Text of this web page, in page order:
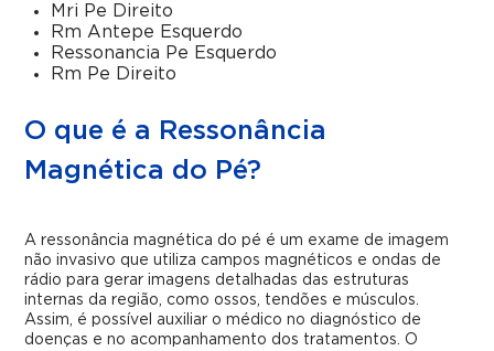
Mri Pe Direito
Rm Antepe Esquerdo
Ressonancia Pe Esquerdo
Rm Pe Direito
O que é a Ressonância
Magnética do Pé?
A ressonância magnética do pé é um exame de imagem
não invasivo que utiliza campos magnéticos e ondas de
rádio para gerar imagens detalhadas das estruturas
internas da região, como ossos, tendões e músculos.
Assim, é possível auxiliar o médico no diagnóstico de
doenças e no acompanhamento dos tratamentos. O